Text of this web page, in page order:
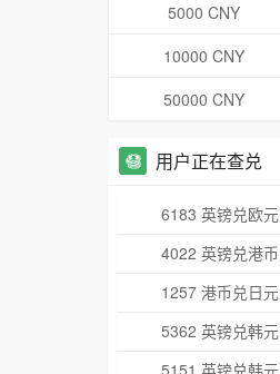
5000 CNY
10000 CNY
50000 CNY
用户正在查兑
6183 英镑兑欧元
4022 英镑兑港币
1257 港币兑日元
5362 英镑兑韩元